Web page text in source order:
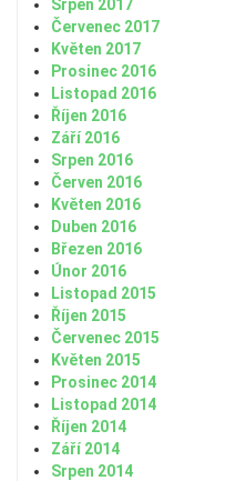
Srpen 2017
Červenec 2017
Květen 2017
Prosinec 2016
Listopad 2016
Říjen 2016
Září 2016
Srpen 2016
Červen 2016
Květen 2016
Duben 2016
Březen 2016
Únor 2016
Listopad 2015
Říjen 2015
Červenec 2015
Květen 2015
Prosinec 2014
Listopad 2014
Říjen 2014
Září 2014
Srpen 2014